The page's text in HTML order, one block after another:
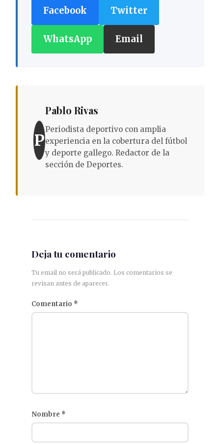
Facebook Twitter
WhatsApp Email
P
Pablo Rivas
Periodista deportivo con amplia
experiencia en la cobertura del fútbol
y deporte gallego. Redactor de la
sección de Deportes.
Deja tu comentario
Tu email no será publicado. Los comentarios se
revisan antes de aparecer.
Comentario *
Nombre *